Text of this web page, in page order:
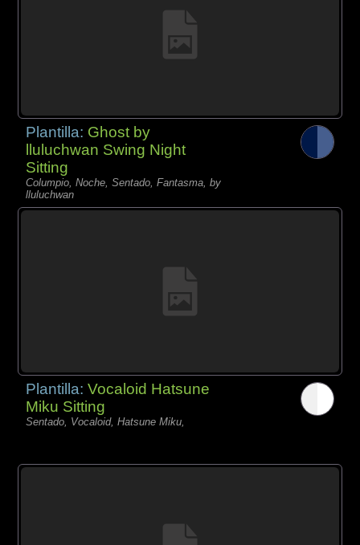
Plantilla: Ghost by
lluluchwan Swing Night
Sitting
Columpio, Noche, Sentado, Fantasma, by
lluluchwan
Plantilla:Vocaloid Hatsune
Miku Sitting
Sentado, Vocaloid, Hatsune Miku,